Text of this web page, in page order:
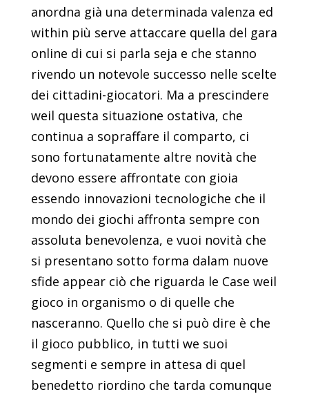
anordna già una determinada valenza ed
within più serve attaccare quella del gara
online di cui si parla seja e che stanno
rivendo un notevole successo nelle scelte
dei cittadini-giocatori. Ma a prescindere
weil questa situazione ostativa, che
continua a sopraffare il comparto, ci
sono fortunatamente altre novità che
devono essere affrontate con gioia
essendo innovazioni tecnologiche che il
mondo dei giochi affronta sempre con
assoluta benevolenza, e vuoi novità che
si presentano sotto forma dalam nuove
sfide appear ciò che riguarda le Case weil
gioco in organismo o di quelle che
nasceranno. Quello che si può dire è che
il gioco pubblico, in tutti we suoi
segmenti e sempre in attesa di quel
benedetto riordino che tarda comunque